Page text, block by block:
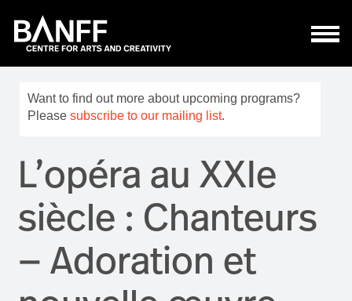
Want to find out more about upcoming programs?
Please subscribe to our mailing list.
L’opéra au XXIe
siècle : Chanteurs
— Adoration et